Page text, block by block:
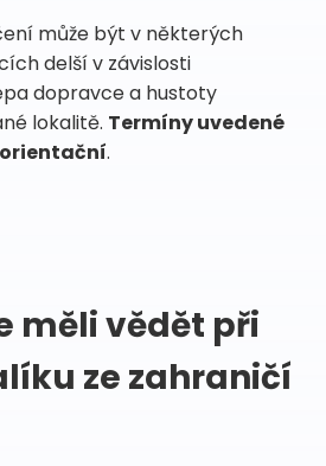
může být v některých
delší v závislosti
dopravce a hustoty
lokalitě. Termíny uvedené
.
měli vědět při
ze zahraničí